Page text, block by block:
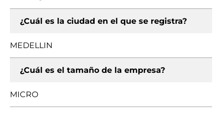
¿Cuál es la ciudad en el que se registra?
MEDELLIN
¿Cuál es el tamaño de la empresa?
MICRO